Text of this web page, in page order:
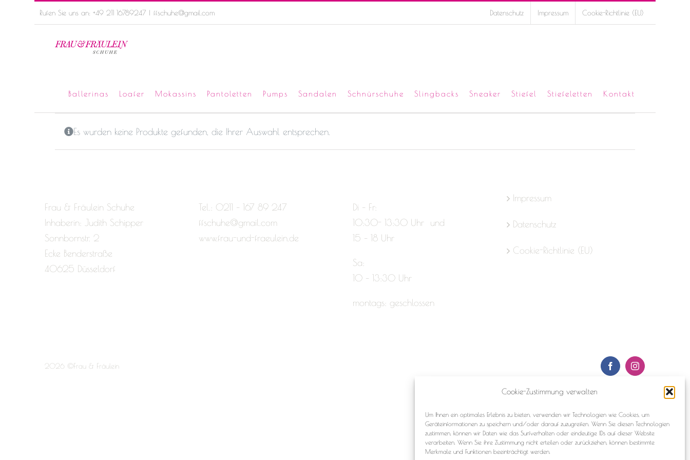
Cookie-Zustimmung verwalten
Um Ihnen ein optimales Erlebnis zu bieten, verwenden wir Technologien wie Cookies, um
Geräteinformationen zu speichern und/oder darauf zuzugreifen. Wenn Sie diesen Technologien
zustimmen, können wir Daten wie das Surfverhalten oder eindeutige IDs auf dieser Website
verarbeiten. Wenn Sie ihre Zustimmung nicht erteilen oder zurückziehen, können bestimmte
Merkmale und Funktionen beeinträchtigt werden.
Rufen Sie uns an: +49 211 16789247 | ffschuhe@gmail.com Datenschutz Impressum Cookie-Richtlinie (EU)
Ballerinas Loafer Mokassins Pantoletten Pumps Sandalen Schnürschuhe Slingbacks Sneaker Stiefel Stiefeletten Kontakt
Es wurden keine Produkte gefunden, die Ihrer Auswahl entsprechen.
Frau & Fräulein Schuhe
Inhaberin: Judith Schipper
Sonnbornstr. 2
Ecke Benderstraße
40625 Düsseldorf
Tel.: 0211 – 167 89 247
ffschuhe@gmail.com
www.frau-und-fraeulein.de
Di – Fr:
10:30- 13:30 Uhr und
15 – 18 Uhr
Sa:
10 – 13:30 Uhr
montags: geschlossen
Impressum
Datenschutz
Cookie-Richtlinie (EU)
2026 ©Frau & Fräulein FacebookInstagram